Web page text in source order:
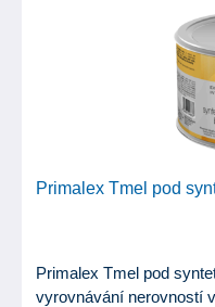
Primalex Tmel pod
Primalex Tmel pod
vyrovnávání nerovností